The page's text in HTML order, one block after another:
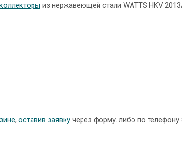
из нержавеющей стали WATTS HKV
, оставив заявку через форму, либо по телефону